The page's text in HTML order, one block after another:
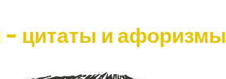
цитаты и афоризмы